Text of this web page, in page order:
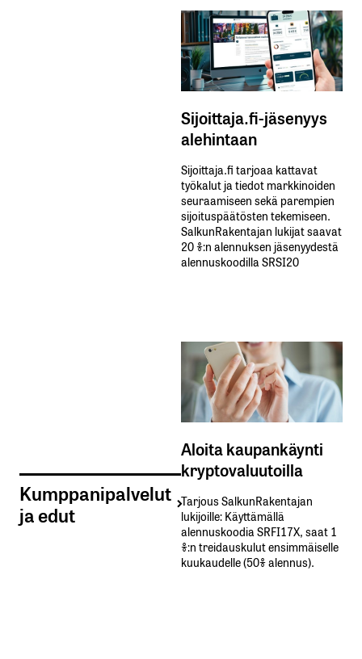
Kumppanipalvelut
ja edut
Sijoittaja.fi-jäsenyys
alehintaan
Sijoittaja.fi tarjoaa kattavat
työkalut ja tiedot markkinoiden
seuraamiseen sekä parempien
sijoituspäätösten tekemiseen.
SalkunRakentajan lukijat saavat
20 %:n alennuksen jäsenyydestä
alennuskoodilla SRSI20
Aloita kaupankäynti
kryptovaluutoilla
Tarjous SalkunRakentajan
lukijoille: Käyttämällä​ ​
alennuskoodia​ ​SRFI17X,​ ​saat​ ​1
%:n treidauskulut​ ​ensimmäiselle​ ​
kuukaudelle​ ​(50%​ ​alennus).